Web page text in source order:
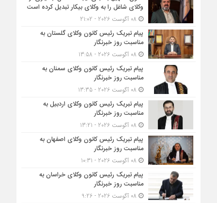
وکلای شاغل را به وکلای بیکار تبدیل کرده است
پیام تبریک رئیس کانون وکلای گلستان به
مناسبت روز خبرنگار
پیام تبریک رئیس کانون وکلای سمنان به
مناسبت روز خبرنگار
پیام تبریک رئیس کانون وکلای اردبیل به
مناسبت روز خبرنگار
پیام تبریک رئیس کانون وکلای اصفهان به
مناسبت روز خبرنگار
پیام تبریک رئیس کانون وکلای خراسان به
مناسبت روز خبرنگار